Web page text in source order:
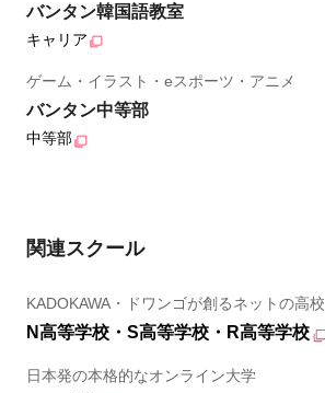
バンタン韓国語教室
キャリア
ゲーム・イラスト・eスポーツ・アニメ
バンタン中等部
中等部
関連スクール
KADOKAWA・ドワンゴが創るネットの高校
N高等学校・S高等学校・R高等学校
日本発の本格的なオンライン大学